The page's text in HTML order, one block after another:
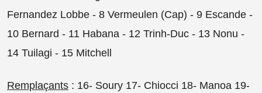
Fernandez Lobbe - 8 Vermeulen (Cap) - 9 Escande -
10 Bernard - 11 Habana - 12 Trinh-Duc - 13 Nonu -
14 Tuilagi - 15 Mitchell
Remplaçants : 16- Soury 17- Chiocci 18- Manoa 19-